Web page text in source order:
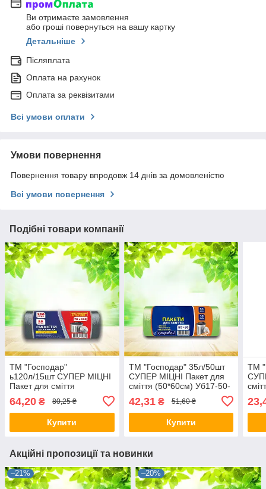
Ви отримаєте замовлення
або гроші повернуться на вашу картку
Детальніше
Післяплата
Оплата на рахунок
Оплата за реквізитами
Всі умови оплати
Умови повернення
Повернення товару впродовж 14 днів за домовленістю
Всі умови повернення
Подібні товари компанії
ТМ "Господар"
ь120л/15шт СУПЕР МІЦНІ
Пакет для сміття
(70*110см) 19г/м² 12 шт./
64,20 ₴ 80,25 ₴
Купити
ТМ "Господар" 35л/50шт
СУПЕР МІЦНІ Пакет для
сміття (50*60см) Уб17-50-
42,31₴ 51,60 ₴
Купити
ТМ
Акційні пропозиції та новинки
–21% –20%